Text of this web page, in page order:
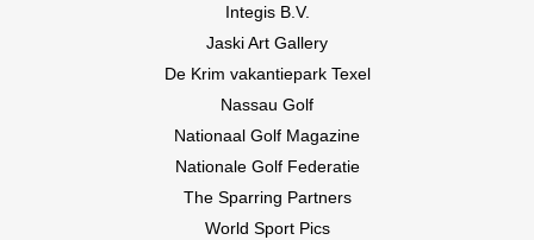
Integis B.V.
Jaski Art Gallery
De Krim vakantiepark Texel
Nassau Golf
Nationaal Golf Magazine
Nationale Golf Federatie
The Sparring Partners
World Sport Pics